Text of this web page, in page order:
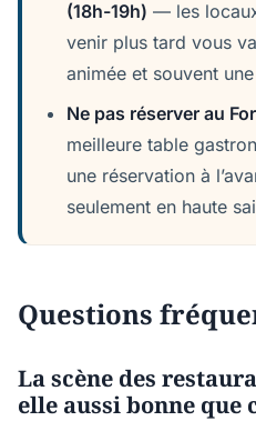
(18h-19h) — les
venir plus tard vous
animée et souvent
Ne pas réserver au
meilleure table
une réservation à
seulement en haute
Questions
La scène des
elle aussi bonne que